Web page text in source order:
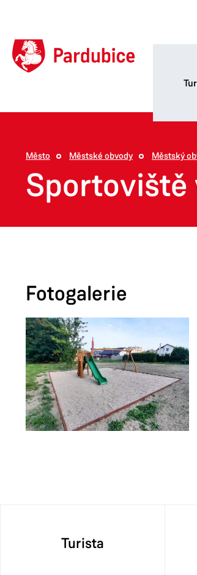
Město Městské obvody Městský
Fotogalerie
Turista